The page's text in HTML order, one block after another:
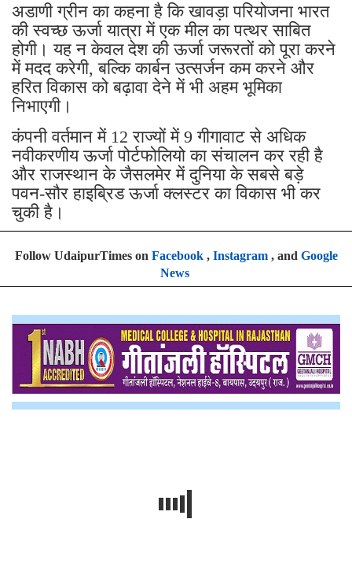
अडाणी ग्रीन का कहना है कि खावड़ा परियोजना भारत
की स्वच्छ ऊर्जा यात्रा में एक मील का पत्थर साबित
होगी। यह न केवल देश की ऊर्जा जरूरतों को पूरा करने
में मदद करेगी, बल्कि कार्बन उत्सर्जन कम करने और
हरित विकास को बढ़ावा देने में भी अहम भूमिका
निभाएगी।
कंपनी वर्तमान में 12 राज्यों में 9 गीगावाट से अधिक
नवीकरणीय ऊर्जा पोर्टफोलियो का संचालन कर रही है
और राजस्थान के जैसलमेर में दुनिया के सबसे बड़े
पवन-सौर हाइब्रिड ऊर्जा क्लस्टर का विकास भी कर
चुकी है।
Follow UdaipurTimes on Facebook, Instagram, and Google
News